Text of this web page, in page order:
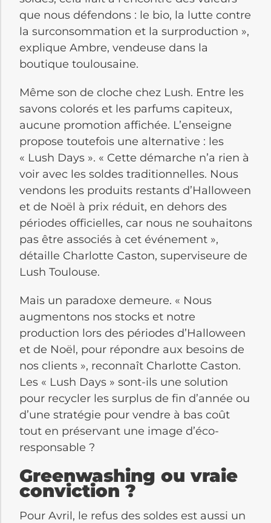
que nous défendons : le bio, la lutte contre
la surconsommation et la surproduction »,
explique Ambre, vendeuse dans la
boutique toulousaine.
Même son de cloche chez Lush. Entre les
savons colorés et les parfums capiteux,
aucune promotion affichée. L’enseigne
propose toutefois une alternative : les
« Lush Days ». « Cette démarche n’a rien à
voir avec les soldes traditionnelles. Nous
vendons les produits restants d’Halloween
et de Noël à prix réduit, en dehors des
périodes officielles, car nous ne souhaitons
pas être associés à cet événement »,
détaille Charlotte Caston, superviseure de
Lush Toulouse.
Mais un paradoxe demeure. « Nous
augmentons nos stocks et notre
production lors des périodes d’Halloween
et de Noël, pour répondre aux besoins de
nos clients », reconnaît Charlotte Caston.
Les « Lush Days » sont-ils une solution
pour recycler les surplus de fin d’année ou
d’une stratégie pour vendre à bas coût
tout en préservant une image d’éco-
responsable ?
Greenwashing ou vraie
conviction ?
Pour Avril, le refus des soldes est aussi un